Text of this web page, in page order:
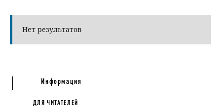
Нет результатов
Информация
ДЛЯ ЧИТАТЕЛЕЙ